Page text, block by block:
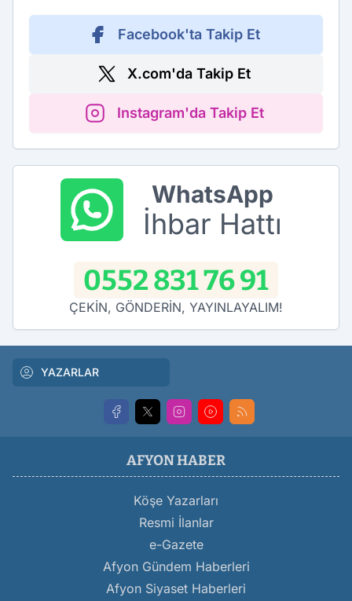
Facebook'ta Takip Et
X.com'da Takip Et
Instagram'da Takip Et
WhatsApp
İhbar Hattı
0552 831 76 91
ÇEKİN, GÖNDERİN, YAYINLAYALIM!
YAZARLAR
AFYON HABER
Köşe Yazarları
Resmi İlanlar
e-Gazete
Afyon Gündem Haberleri
Afyon Siyaset Haberleri